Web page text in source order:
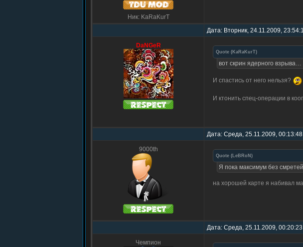
Ник: KaRaKurT
Дата: Вторник, 24.11.2009,
DaNGeR
Quote ( KaRaKurT)
вот скрин ядерного взрыва…
И спастись от него нельзя?
И ктонить спец-операции в
Дата: Среда, 25.11.2009,
9000th
Quote ( LeBRoN )
Я пока максимум без
на хорошей карте я набивал
Дата: Среда, 25.11.2009,
Чемпион